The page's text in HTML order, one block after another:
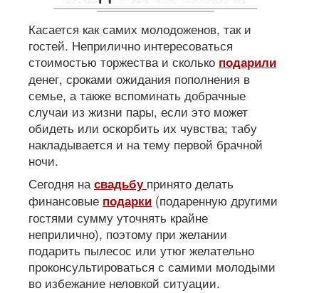
Касается как самих молодоженов, так и
гостей. Неприлично интересоваться
стоимостью торжества и сколько подарили
денег, сроками ожидания пополнения в
семье, а также вспоминать добрачные
случаи из жизни пары, если это может
обидеть или оскорбить их чувства; табу
накладывается и на тему первой брачной
ночи.
Сегодня насвадьбу принято делать
финансовые подарки (подаренную другими
гостями сумму уточнять крайне
неприлично), поэтому при желании
подарить пылесос или утюг желательно
проконсультироваться с самими молодыми
во избежание неловкой ситуации.